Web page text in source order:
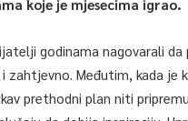
koje je mjesecima igrao.
godinama nagovarali
zahtjevno. Međutim, kada je
prethodni plan niti